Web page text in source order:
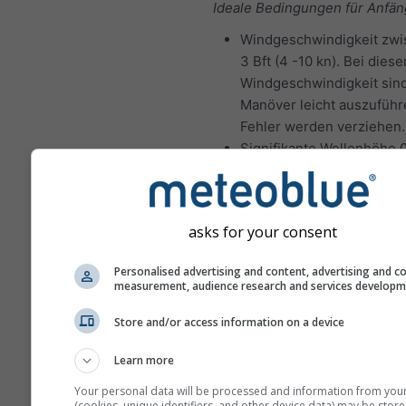
Ideale Bedingungen für
Windgeschwindigkeit
3 Bft (4 -10 kn). Bei
Windgeschwindigkeit
Manöver leicht
Fehler werden verziehen.
Signifikante Wellenhöhe
Ideale Segelbedingungen für
Segler:
Windgeschwindigkeit
Windgeschwindigkeit
bessere Koordination, um
Die signifikante
asks for your consent
Personalised advertising and content, advertising and
measurement, audience research and services
Store and/or access information on a device
Learn more
Your personal data will be processed and information from